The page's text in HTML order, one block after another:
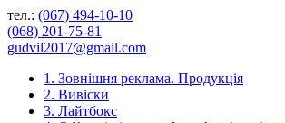
тел.: (067) 494-10-10
(068) 201-75-81
gudvil2017@gmail.com
1. Зовнішня реклама. Продукція
2. Вивіски
3. Лайтбокс